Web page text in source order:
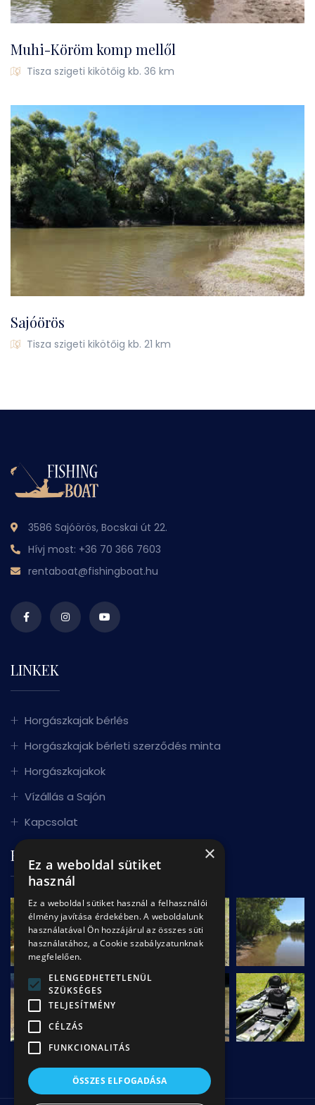
Muhi-Köröm komp mellől
Tisza szigeti kikötőig kb. 36 km
Sajóörös
Tisza szigeti kikötőig kb. 21 km
3586 Sajóörös, Bocskai út 22.
Hívj most: +36 70 366 7603
rentaboat@fishingboat.hu
LINKEK
Horgászkajak bérlés
Horgászkajak bérleti szerződés minta
Horgászkajakok
Vízállás a Sajón
Kapcsolat
FOTÓK ×
Ez a weboldal sütiket
használ
Ez a weboldal sütiket használ a felhasználói
élmény javítása érdekében. A weboldalunk
használatával Ön hozzájárul az összes süti
használatához, a Cookie szabályzatunknak
megfelelően.
ELENGEDHETETLENÜL
SZÜKSÉGES
TELJESÍTMÉNY
CÉLZÁS
FUNKCIONALITÁS
ÖSSZES ELFOGADÁSA